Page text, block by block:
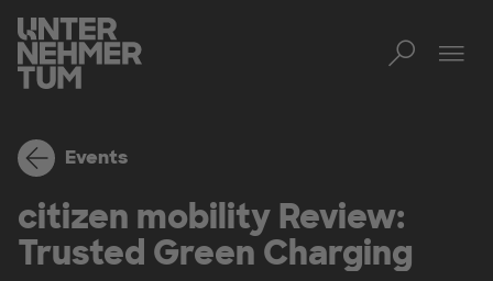
Events
citizen mobility Review:
Trusted Green Charging